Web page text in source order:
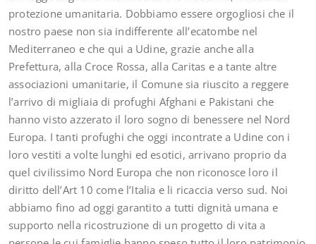
protezione umanitaria. Dobbiamo essere orgogliosi che il
nostro paese non sia indifferente all’ecatombe nel
Mediterraneo e che qui a Udine, grazie anche alla
Prefettura, alla Croce Rossa, alla Caritas e a tante altre
associazioni umanitarie, il Comune sia riuscito a reggere
l’arrivo di migliaia di profughi Afghani e Pakistani che
hanno visto azzerato il loro sogno di benessere nel Nord
Europa. I tanti profughi che oggi incontrate a Udine con i
loro vestiti a volte lunghi ed esotici, arrivano proprio da
quel civilissimo Nord Europa che non riconosce loro il
diritto dell’Art 10 come l’Italia e li ricaccia verso sud. Noi
abbiamo fino ad oggi garantito a tutti dignità umana e
supporto nella ricostruzione di un progetto di vita a